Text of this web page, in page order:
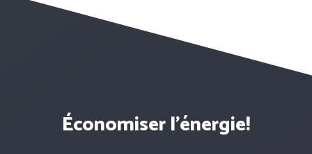
Économiser l'énergie!